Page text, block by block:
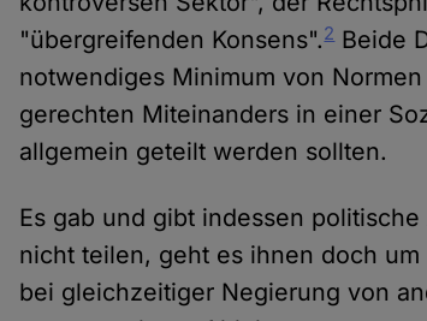
"übergreifenden Konsens".2Beide
notwendiges Minimum von
gerechten Miteinanders in einer
allgemein geteilt werden sollten.
Es gab und gibt indessen
nicht teilen, geht es ihnen doch
bei gleichzeitiger Negierung von